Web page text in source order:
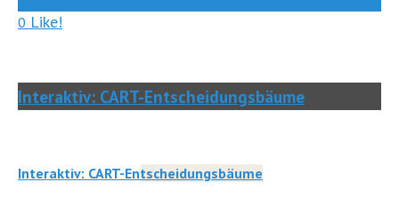
0 Like!
Interaktiv: CART-Entscheidungsbäume
Interaktiv: CART-Entscheidungsbäume